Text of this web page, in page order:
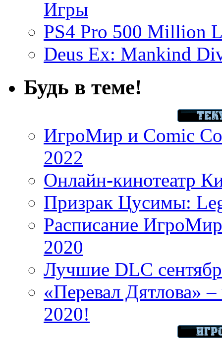
Игры
PS4 Pro 500 Million
Deus Ex: Mankind
Будь в теме!
ИгроМир и Comic
2022
Онлайн-кинотеатр
Призрак Цусимы:
Расписание
2020
Лучшие DLC
«Перевал Дятлова»
2020!